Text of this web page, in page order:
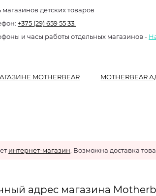
магазинов детских товаров
+375 (29) 659 55 33.
и часы работы отдельных магазинов -
MOTHERBEAR MOTHERBEAR
интернет-магазин . Возможна доставка
адрес магазина